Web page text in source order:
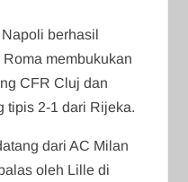
berhasil
membukukan
CFR Cluj dan
tipis 2-1 dari Rijeka.
dari AC Milan
oleh Lille di